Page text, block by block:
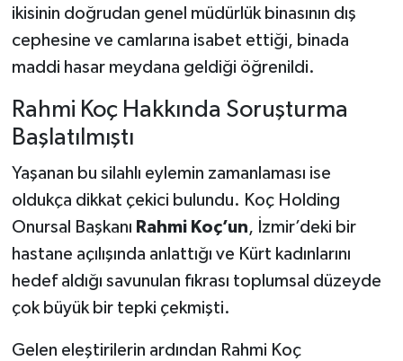
ikisinin doğrudan genel müdürlük binasının dış
cephesine ve camlarına isabet ettiği, binada
maddi hasar meydana geldiği öğrenildi.
Rahmi Koç Hakkında Soruşturma
Başlatılmıştı
Yaşanan bu silahlı eylemin zamanlaması ise
oldukça dikkat çekici bulundu. Koç Holding
Onursal Başkanı Rahmi Koç’un, İzmir’deki bir
hastane açılışında anlattığı ve Kürt kadınlarını
hedef aldığı savunulan fıkrası toplumsal düzeyde
çok büyük bir tepki çekmişti.
Gelen eleştirilerin ardından Rahmi Koç